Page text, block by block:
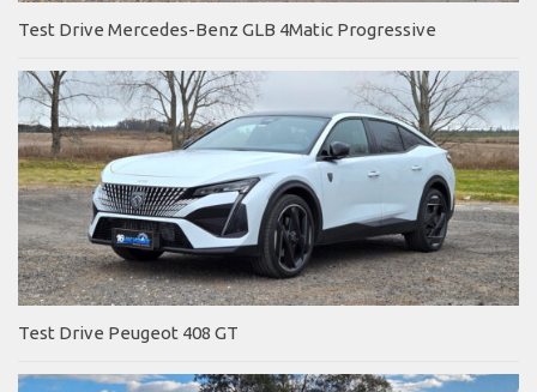
Test Drive Mercedes-Benz GLB 4Matic Progressive
Test Drive Peugeot 408 GT